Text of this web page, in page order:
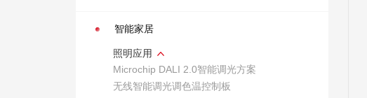
智能家居
照明应用
Microchip DALI 2.0智能调光方案
无线智能调光调色温控制板